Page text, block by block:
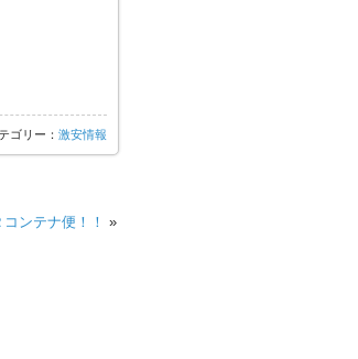
ゴリー： 激安情報
ンテナ便！！ »